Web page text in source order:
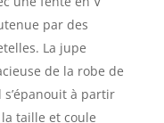
par des
La jupe
de la robe de
s’épanouit à partir
taille et coule